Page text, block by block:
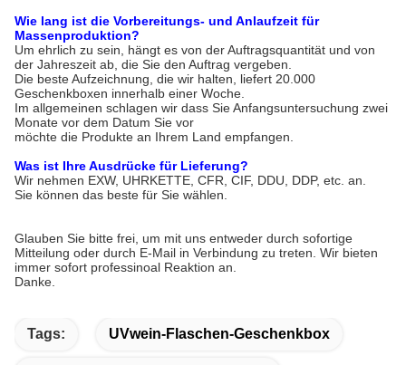
Wie lang ist die Vorbereitungs- und Anlaufzeit für
Massenproduktion?
Um ehrlich zu sein, hängt es von der Auftragsquantität und von
der Jahreszeit ab, die Sie den Auftrag vergeben.
Die beste Aufzeichnung, die wir halten, liefert 20.000
Geschenkboxen innerhalb einer Woche.
Im allgemeinen schlagen wir dass Sie Anfangsuntersuchung zwei
Monate vor dem Datum Sie vor
möchte die Produkte an Ihrem Land empfangen.
Was ist Ihre Ausdrücke für Lieferung?
Wir nehmen EXW, UHRKETTE, CFR, CIF, DDU, DDP, etc. an.
Sie können das beste für Sie wählen.
Glauben Sie bitte frei, um mit uns entweder durch sofortige
Mitteilung oder durch E-Mail in Verbindung zu treten. Wir bieten
immer sofort professinoal Reaktion an.
Danke.
Tags: UVwein-Flaschen-Geschenkbox